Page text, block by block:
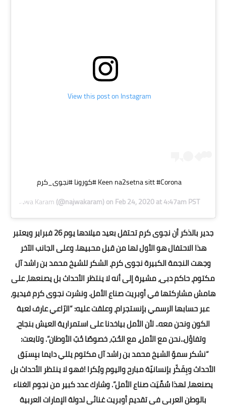
View this post on Instagram
‪Keen na2setna sitt #Corona‬ #كورونا #نجوى_كرم
Najwa Karam(@najwakaram) onFeb 24, 2020 at 4:47am PST
جدير بالذكر أن نجوى كرم تحتفل بعيد ميلادها يوم 26 فبراير ويعتبر
هذا الاحتفال هو الأول لها من قبل محبيها. وعلى الجانب الآخر
وجهت النجمة الكبيرة نجوى كرم، الشكر للشيخ محمد بن راشد آل
مكتوم، حاكم دبى، مشيرة إلى أنه لا ينتظر الأحداث بل يصنعها، على
هامش مشاركتها في أوبريت صناع الأمل. ونشرت نجوى كرم فيديو،
عبر حسابها الرسمي بإنستجرام، وعلقت عليه: “الرّاعي عارف لعبة
الكون ونحن معه.. لأن الأمل بياخدنا على استمرارية العيش بنجاح،
وتفاؤل..نحن مع الأمل، مع الحُبّ، خصوصًا حُبّ الأوطان”. وتابعت:
“نشكر سموّ الشيخ محمد بن راشد آل مكتوم يللي دايما بيِسبَق
الأحداث وبِفَكّر بإنسانيّة مبارح واليوم وبُكرا !فهو لا ينتظر الأحداث بل
يصنعها، لهذا سُمِّيَت صناع الأمل”. وشارك عدد كبير من نجوم الغناء
بالوطن العربى فى تقديم أوبريت غنائى لدولة الإمارات العربية